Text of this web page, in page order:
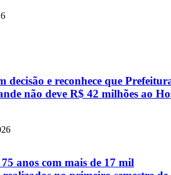
decisão e reconhece que
não deve R$ 42 milhões ao
anos com mais de 17 mil